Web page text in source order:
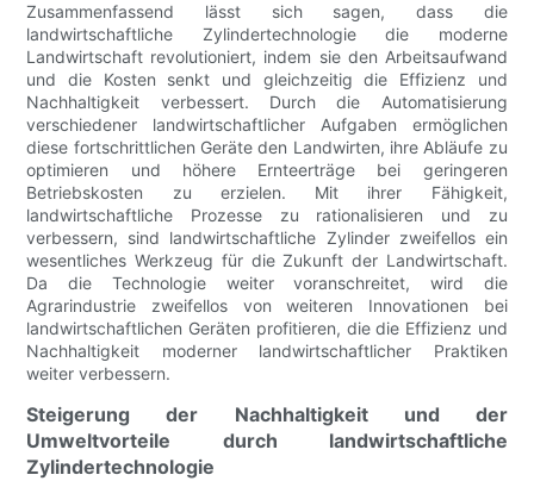
Zusammenfassend lässt sich sagen, dass die
landwirtschaftliche Zylindertechnologie die moderne
Landwirtschaft revolutioniert, indem sie den Arbeitsaufwand
und die Kosten senkt und gleichzeitig die Effizienz und
Nachhaltigkeit verbessert. Durch die Automatisierung
verschiedener landwirtschaftlicher Aufgaben ermöglichen
diese fortschrittlichen Geräte den Landwirten, ihre Abläufe zu
optimieren und höhere Ernteerträge bei geringeren
Betriebskosten zu erzielen. Mit ihrer Fähigkeit,
landwirtschaftliche Prozesse zu rationalisieren und zu
verbessern, sind landwirtschaftliche Zylinder zweifellos ein
wesentliches Werkzeug für die Zukunft der Landwirtschaft.
Da die Technologie weiter voranschreitet, wird die
Agrarindustrie zweifellos von weiteren Innovationen bei
landwirtschaftlichen Geräten profitieren, die die Effizienz und
Nachhaltigkeit moderner landwirtschaftlicher Praktiken
weiter verbessern.
Steigerung der Nachhaltigkeit und der
Umweltvorteile durch landwirtschaftliche
Zylindertechnologie